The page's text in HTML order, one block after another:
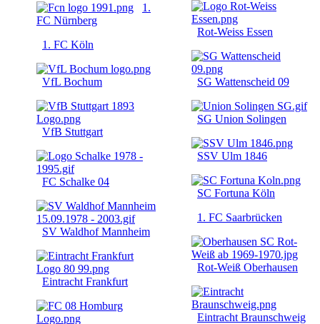
1.
FC Nürnberg
1. FC Köln
VfL Bochum
VfB Stuttgart
FC Schalke 04
SV Waldhof Mannheim
Eintracht Frankfurt
Rot-Weiss Essen
SG Wattenscheid 09
SG Union Solingen
SSV Ulm 1846
SC Fortuna Köln
1. FC Saarbrücken
Rot-Weiß Oberhausen
Eintracht Braunschweig